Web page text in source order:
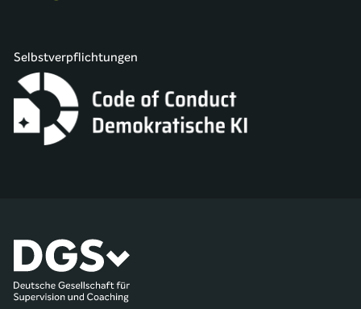
Selbstverpflichtungen